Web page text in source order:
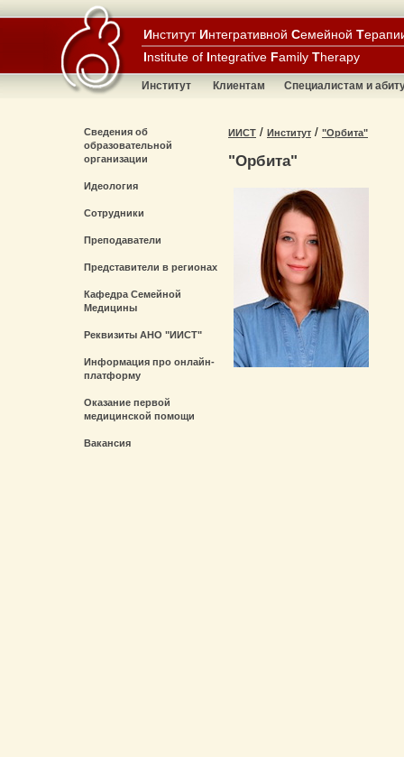
Институт Интегративной Семейной Т
Institute of Integrative Family Therapy
Институт Клиентам Специалистам и
Сведения об
образовательной
организации
Идеология
Сотрудники
Преподаватели
Представители в регионах
Кафедра Семейной
Медицины
Реквизиты АНО "ИИСТ"
Информация про онлайн-
платформу
Оказание первой
медицинской помощи
Вакансия
ИИСТ / Институт / "Орбита"
"Орбита"